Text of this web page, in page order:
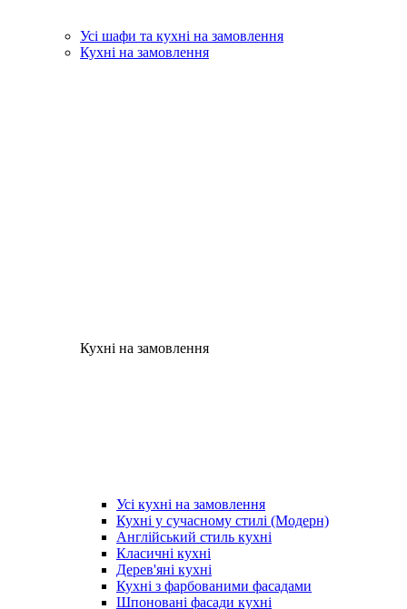
Усі шафи та кухні на замовлення
Кухні на замовлення
Кухні на замовлення
Усі кухні на замовлення
Кухні у сучасному стилі (Модерн)
Англійський стиль кухні
Класичні кухні
Дерев'яні кухні
Кухні з фарбованими фасадами
Шпоновані фасади кухні